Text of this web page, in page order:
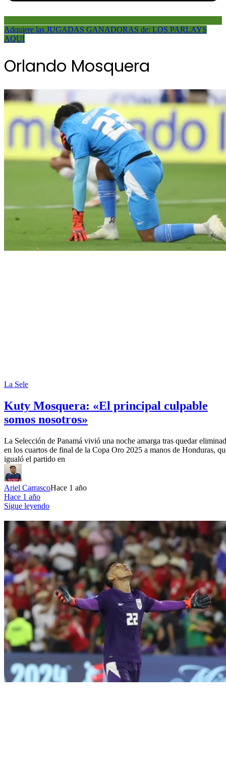
Adquiere las JUGADAS GANADORAS de: LOS PARLAYS
AQUÍ
Orlando Mosquera
La Sele
Kuty Mosquera: «El principal culpable
somos nosotros»
La Selección de Panamá vivió una noche amarga tras quedar
en los cuartos de final de la Copa Oro 2025 a manos de Honduras,
igualó el partido en
Ariel CarrascoHace 1 año
Hace 1 año
Sigue leyendo